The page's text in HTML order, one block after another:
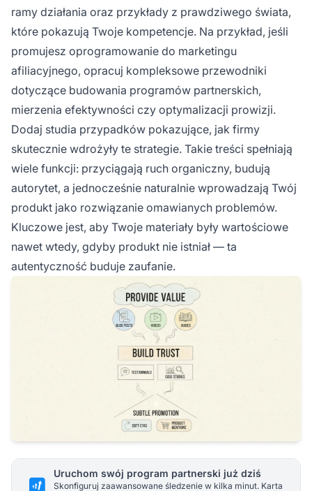
ramy działania oraz przykłady z prawdziwego świata,
które pokazują Twoje kompetencje. Na przykład, jeśli
promujesz oprogramowanie do marketingu
afiliacyjnego, opracuj kompleksowe przewodniki
dotyczące budowania programów partnerskich,
mierzenia efektywności czy optymalizacji prowizji.
Dodaj studia przypadków pokazujące, jak firmy
skutecznie wdrożyły te strategie. Takie treści spełniają
wiele funkcji: przyciągają ruch organiczny, budują
autorytet, a jednocześnie naturalnie wprowadzają Twój
produkt jako rozwiązanie omawianych problemów.
Kluczowe jest, aby Twoje materiały były wartościowe
nawet wtedy, gdyby produkt nie istniał — ta
autentyczność buduje zaufanie.
Uruchom swój program partnerski już dziś
Skonfiguruj zaawansowane śledzenie w kilka minut. Karta